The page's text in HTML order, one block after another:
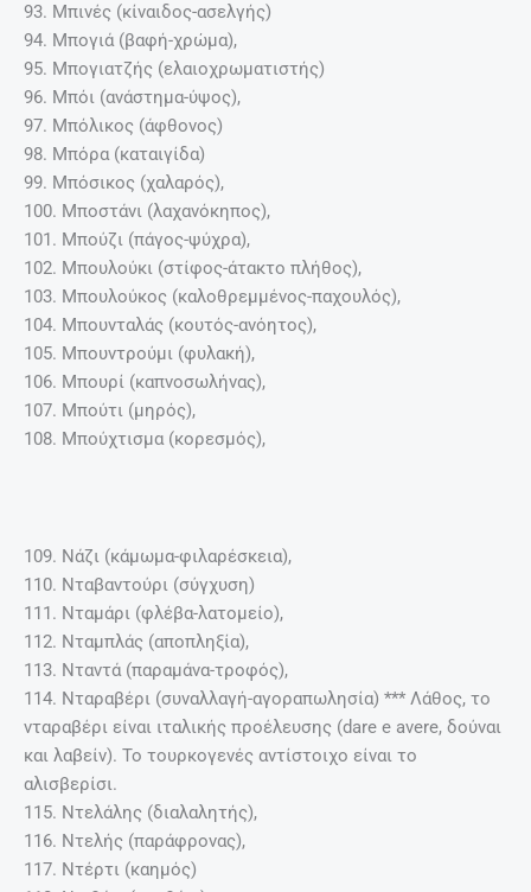
93. Μπινές (κίναιδος-ασελγής)
94. Μπογιά (βαφή-χρώμα),
95. Μπογιατζής (ελαιοχρωματιστής)
96. Μπόι (ανάστημα-ύψος),
97. Μπόλικος (άφθονος)
98. Μπόρα (καταιγίδα)
99. Μπόσικος (χαλαρός),
100. Μποστάνι (λαχανόκηπος),
101. Μπούζι (πάγος-ψύχρα),
102. Μπουλούκι (στίφος-άτακτο πλήθος),
103. Μπουλούκος (καλοθρεμμένος-παχουλός),
104. Μπουνταλάς (κουτός-ανόητος),
105. Μπουντρούμι (φυλακή),
106. Μπουρί (καπνοσωλήνας),
107. Μπούτι (μηρός),
108. Μπούχτισμα (κορεσμός),
109. Νάζι (κάμωμα-φιλαρέσκεια),
110. Νταβαντούρι (σύγχυση)
111. Νταμάρι (φλέβα-λατομείο),
112. Νταμπλάς (αποπληξία),
113. Νταντά (παραμάνα-τροφός),
114. Νταραβέρι (συναλλαγή-αγοραπωλησία) *** Λάθος, το
νταραβέρι είναι ιταλικής προέλευσης (dare e avere, δούναι
και λαβείν). Το τουρκογενές αντίστοιχο είναι το
αλισβερίσι.
115. Ντελάλης (διαλαλητής),
116. Ντελής (παράφρονας),
117. Ντέρτι (καημός)